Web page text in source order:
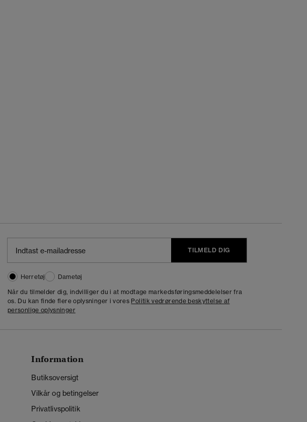
TILMELD DIG
Herretøj
Dametøj
Når du tilmelder dig, indvilliger du i at modtage markedsføringsmeddelelser fra
os. Du kan finde flere oplysninger i vores Politik vedrørende beskyttelse af
personlige oplysninger
Information
Butiksoversigt
Vilkår og betingelser
Privatlivspolitik